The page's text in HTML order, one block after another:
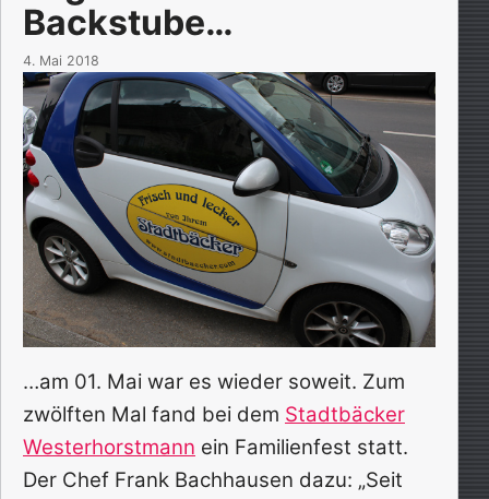
Backstube…
4. Mai 2018
…am 01. Mai war es wieder soweit. Zum
zwölften Mal fand bei dem Stadtbäcker
Westerhorstmann ein Familienfest statt.
Der Chef Frank Bachhausen dazu: „Seit